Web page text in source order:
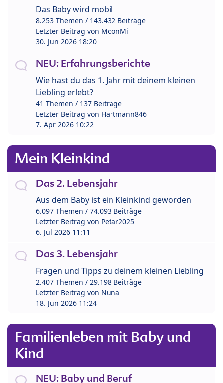
Das Baby wird mobil
8.253 Themen / 143.432 Beiträge
Letzter Beitrag von MoonMi
30. Jun 2026 18:20
NEU: Erfahrungsberichte
Wie hast du das 1. Jahr mit deinem kleinen
Liebling erlebt?
41 Themen / 137 Beiträge
Letzter Beitrag von Hartmann846
7. Apr 2026 10:22
Mein Kleinkind
Das 2. Lebensjahr
Aus dem Baby ist ein Kleinkind geworden
6.097 Themen / 74.093 Beiträge
Letzter Beitrag von Petar2025
6. Jul 2026 11:11
Das 3. Lebensjahr
Fragen und Tipps zu deinem kleinen Liebling
2.407 Themen / 29.198 Beiträge
Letzter Beitrag von Nuna
18. Jun 2026 11:24
Familienleben mit Baby und
Kind
NEU: Baby und Beruf